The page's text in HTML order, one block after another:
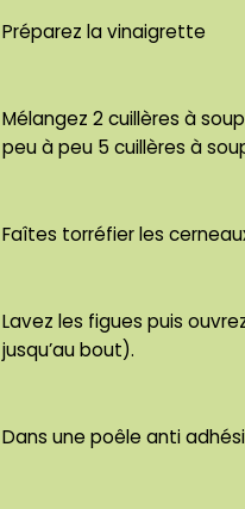
Préparez la vinaigrette
Mélangez 2 cuillères à
peu à peu 5 cuillères à
Faîtes torréfier les
Lavez les figues puis
jusqu’au bout).
Dans une poêle anti